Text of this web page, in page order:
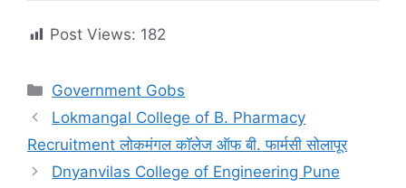
Post Views: 182
Categories
Government Gobs
Lokmangal College of B. Pharmacy
Recruitment लोकमंगल कॉलेज ऑफ बी. फार्मसी सोलापूर
Dnyanvilas College of Engineering Pune